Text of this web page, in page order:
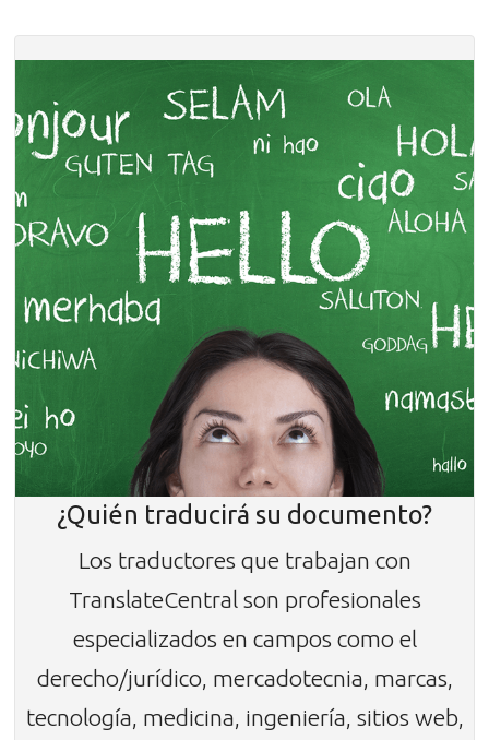
¿Quién traducirá su documento?
Los traductores que trabajan con
TranslateCentral son profesionales
especializados en campos como el
derecho/jurídico, mercadotecnia, marcas,
tecnología, medicina, ingeniería, sitios web,